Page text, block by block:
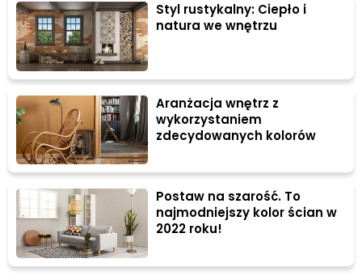
Styl rustykalny: Ciepło i
natura we wnętrzu
Aranżacja wnętrz z
wykorzystaniem
zdecydowanych kolorów
Postaw na szarość. To
najmodniejszy kolor ścian w
2022 roku!